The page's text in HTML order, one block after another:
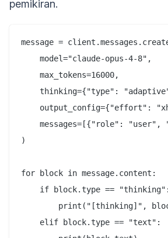
pemikiran.
message =
    model="claude-opus-4-8",
    max_tokens=16000,
thinking={"type":
output_config={"effort":
messages=[{"role": "user",
)
for block in message.content:
    if block.type == "thinking":
print("[thinking]",
    elif block.type == "text":